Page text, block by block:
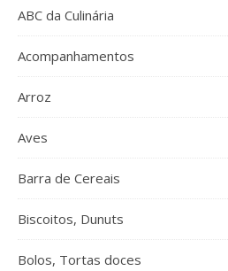
ABC da Culinária
Acompanhamentos
Arroz
Aves
Barra de Cereais
Biscoitos, Dunuts
Bolos, Tortas doces